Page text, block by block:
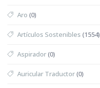
Aro (0)
Artículos Sostenibles (1554)
Aspirador(0)
Auricular Traductor(0)